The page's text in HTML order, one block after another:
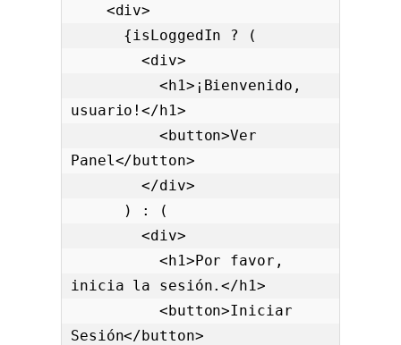
        <div>
usuario!</h1>
Panel</button>
        </div>
        <div>
inicia la sesión.</h1>
Sesión</button>